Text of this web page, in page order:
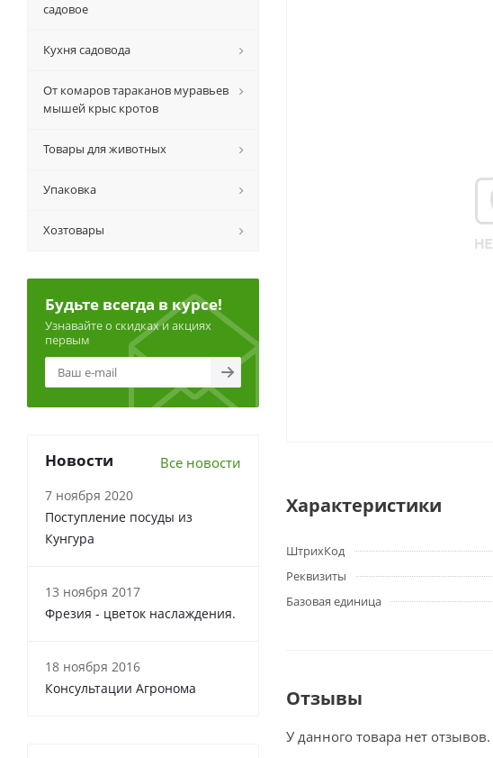
Характеристики
ШтрихКод
Реквизиты
Базовая единица
Отзывы
У данного товара нет
садовое
Кухня садовода
От комаров тараканов муравьев
мышей крыс кротов
Товары для животных
Упаковка
Хозтовары
Будьте всегда в курсе!
Узнавайте о скидках и акциях
первым
Новости Все новости
7 ноября 2020
Поступление посуды из
Кунгура
13 ноября 2017
Фрезия - цветок наслаждения.
18 ноября 2016
Консультации Агронома